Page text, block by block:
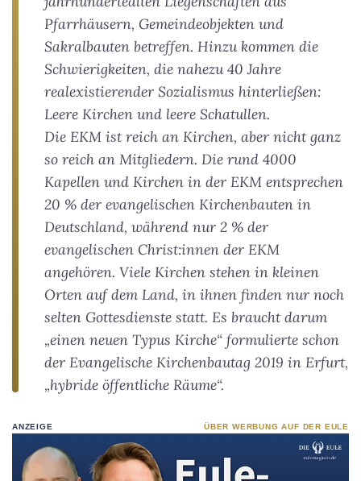
Pfarrhäusern, Gemeindeobjekten und
Sakralbauten betreffen. Hinzu kommen die
Schwierigkeiten, die nahezu 40 Jahre
realexistierender Sozialismus hinterließen:
Leere Kirchen und leere Schatullen.
Die EKM ist reich an Kirchen, aber nicht ganz
so reich an Mitgliedern. Die rund 4000
Kapellen und Kirchen in der EKM entsprechen
20 % der evangelischen Kirchenbauten in
Deutschland, während nur 2 % der
evangelischen Christ:innen der EKM
angehören. Viele Kirchen stehen in kleinen
Orten auf dem Land, in ihnen finden nur noch
selten Gottesdienste statt. Es braucht darum
„einen neuen Typus Kirche“ formulierte schon
der Evangelische Kirchenbautag 2019 in Erfurt,
„hybride öffentliche Räume“.
ANZEIGE ÜBER WERBUNG AUF DER EULE